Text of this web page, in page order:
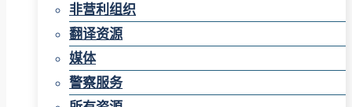
非营利组织
翻译资源
媒体
警察服务